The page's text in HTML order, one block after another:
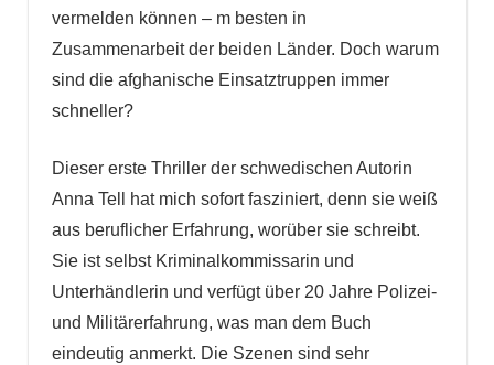
vermelden können – m besten in
Zusammenarbeit der beiden Länder. Doch warum
sind die afghanische Einsatztruppen immer
schneller?
Dieser erste Thriller der schwedischen Autorin
Anna Tell hat mich sofort fasziniert, denn sie weiß
aus beruflicher Erfahrung, worüber sie schreibt.
Sie ist selbst Kriminalkommissarin und
Unterhändlerin und verfügt über 20 Jahre Polizei-
und Militärerfahrung, was man dem Buch
eindeutig anmerkt. Die Szenen sind sehr